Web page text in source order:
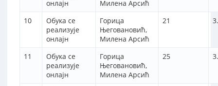
онлајн
Милена Арсић
10
Обука се
реализује
онлајн
Горица
Његовановић,
Милена Арсић
21
11
Обука се
реализује
онлајн
Горица
Његовановић,
Милена Арсић
25